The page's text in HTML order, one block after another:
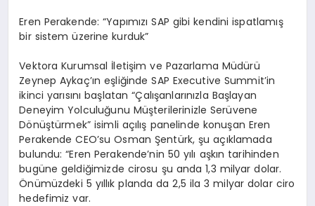
Eren Perakende: “Yapımızı SAP gibi kendini ispatlamış
bir sistem üzerine kurduk”
Vektora Kurumsal İletişim ve Pazarlama Müdürü
Zeynep Aykaç’ın eşliğinde SAP Executive Summit’in
ikinci yarısını başlatan “Çalışanlarınızla Başlayan
Deneyim Yolculuğunu Müşterilerinizle Serüvene
Dönüştürmek” isimli açılış panelinde konuşan Eren
Perakende CEO’su Osman Şentürk, şu açıklamada
bulundu: “Eren Perakende’nin 50 yılı aşkın tarihinden
bugüne geldiğimizde cirosu şu anda 1,3 milyar dolar.
Önümüzdeki 5 yıllık planda da 2,5 ila 3 milyar dolar ciro
hedefimiz var.